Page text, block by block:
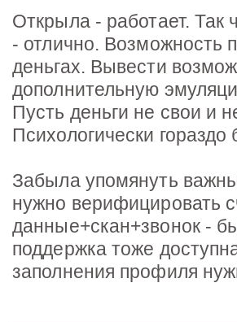
Открыла - работает. Так
- отлично. Возможность
деньгах. Вывести
дополнительную
Пусть деньги не свои и
Психологически
Забыла упомянуть
нужно верифицировать
данные+скан+звонок -
поддержка тоже
заполнения профиля